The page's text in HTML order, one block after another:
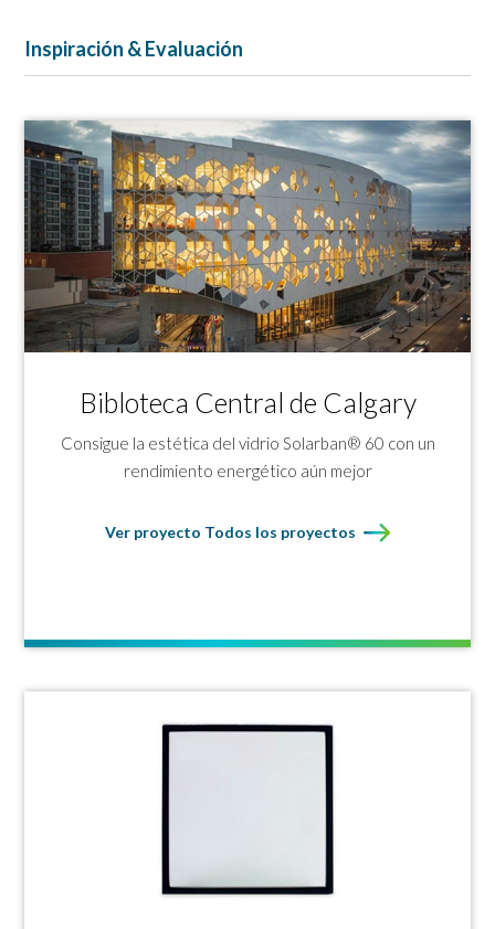
Inspiración & Evaluación
Bibloteca Central de Calgary
Consigue la estética del vidrio Solarban® 60 con un
rendimiento energético aún mejor
Ver proyecto Todos los proyectos